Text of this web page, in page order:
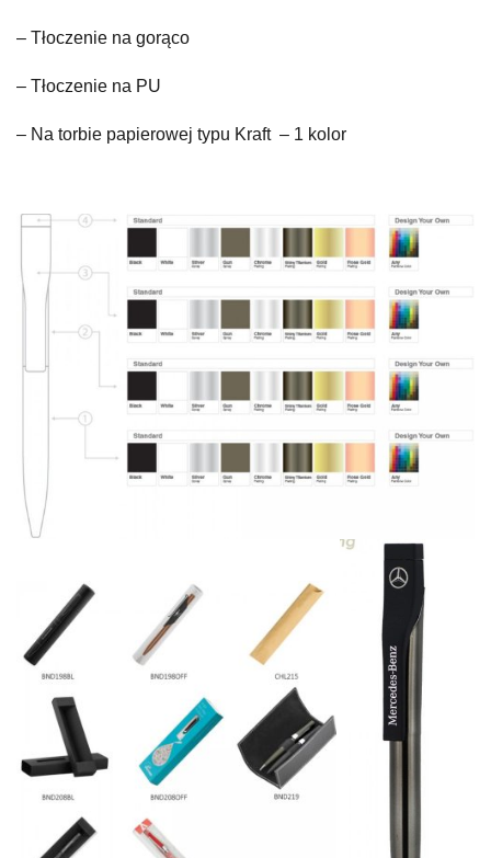
– Tłoczenie na gorąco
– Tłoczenie na PU
– Na torbie papierowej typu Kraft – 1 kolor